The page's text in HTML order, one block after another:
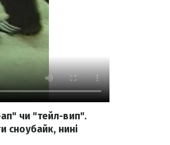
чи "тейл-вип".
сноубайк, нині